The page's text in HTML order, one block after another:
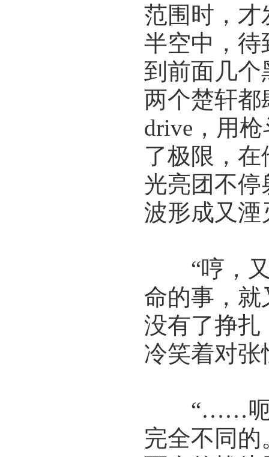
范围时，才
半空中，待
到前面几
两个楚轩都
drive，用
了极限，
光亮团不
波形成又湮
“哼，又
命的事，就
没有了挣扎
冷笑着对张
“……呃。
完全不同